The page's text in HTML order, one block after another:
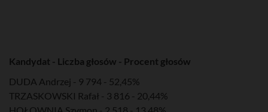
Kandydat - Liczba głosów - Procent głosów
DUDA Andrzej - 9 794 - 52,45%
TRZASKOWSKI Rafał - 3 816 - 20,44%